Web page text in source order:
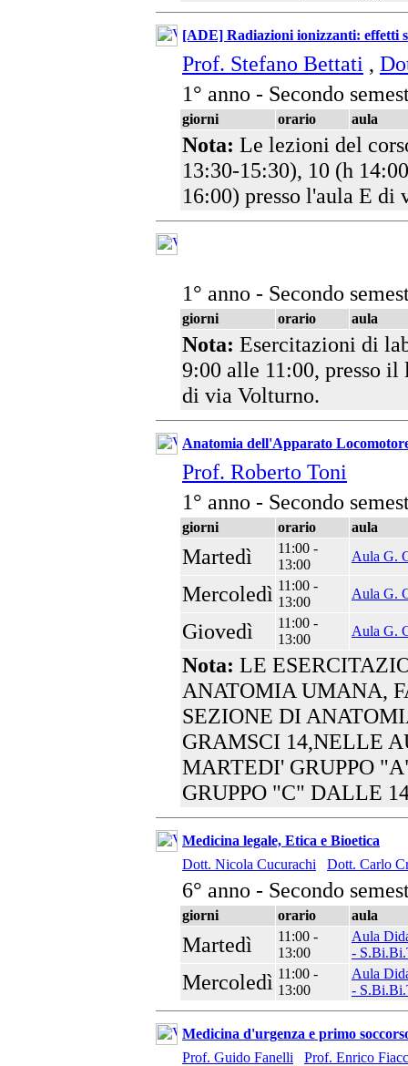
[ADE] Radiazioni ionizzanti: effetti
Prof. Stefano Bettati ,
1° anno - Secondo
giorni orario aula
Nota: Le lezioni del
13:30-15:30), 10 (h
16:00) presso l'aula E di
1° anno - Secondo
giorni orario aula
Nota: Esercitazioni di
9:00 alle 11:00, presso
di via Volturno.
Anatomia dell'Apparato
Prof. Roberto Toni
1° anno - Secondo
giorni orario aula
Martedì
11:00 -
13:00
Aula G.
Mercoledì 11:00 -
13:00
Aula G.
Giovedì
11:00 -
13:00
Aula G.
Nota: LE
ANATOMIA UMANA,
SEZIONE DI
GRAMSCI 14,NELLE
MARTEDI' GRUPPO
GRUPPO "C" DALLE
Medicina legale, Etica e Bioetica
Dott. Nicola Cucurachi
Dott. Carlo
6° anno - Secondo
giorni orario aula
Martedì
11:00 -
13:00
Aula
-
Mercoledì 11:00 -
13:00
Aula
-
Medicina d'urgenza e primo
Prof. Guido Fanelli
Prof. Enrico